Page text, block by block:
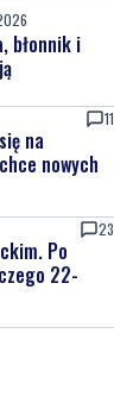
błonnik i
11
na
nowych
23
Po
22-